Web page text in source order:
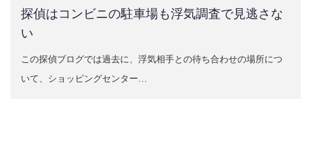
探偵はコンビニの駐車場も浮気調査で見逃さな
い
この探偵ブログでは過去に、浮気相手との待ち合わせの場所につ
いて、ショッピングセンター…